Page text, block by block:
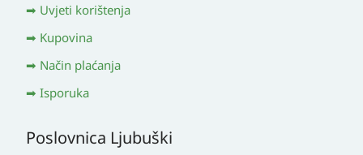
Uvjeti korištenja
Kupovina
Način plaćanja
Isporuka
Poslovnica Ljubuški